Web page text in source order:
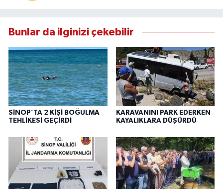
Bunlar da ilginizi çekebilir
SİNOP’TA 2 KİŞİ BOĞULMA
TEHLİKESİ GEÇİRDİ
KARAVANINI PARK EDERKEN
KAYALIKLARA DÜŞÜRDÜ